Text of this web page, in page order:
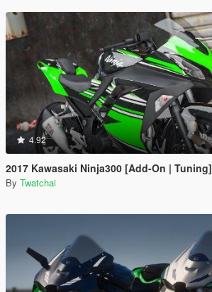
4.92
2017 Kawasaki Ninja300 [Add-On | Tuning]
By Twatchai